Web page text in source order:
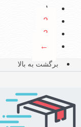
1
2
3
←
برگشت به بالا